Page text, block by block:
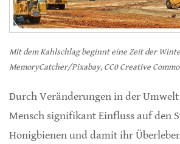
Mit dem Kahlschlag beginnt eine Zeit der
MemoryCatcher/Pixabay, CC0 Creative
Durch Veränderungen in der
Mensch signifikant Einfluss auf den
Honigbienen und damit ihr